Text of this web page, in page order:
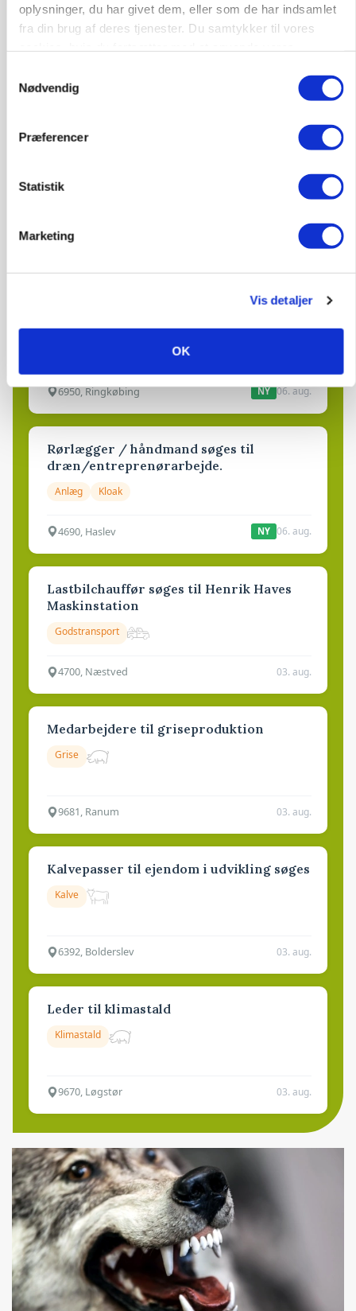
oplysninger, du har givet dem, eller som de har indsamlet
fra din brug af deres tjenester. Du samtykker til vores
Nødvendig
Præferencer
Statistik
Marketing
Vis detaljer
OK
POLITIK
Folketinget behandler ny gødskningslov: Sådan
kan den ændre din bedrift fra 2027
Elevplads tilbydes ved Ringkøbing /
Trainee placement Ringkøbing
6950, Ringkøbing NY 06. aug.
Rørlægger / håndmand søges til
dræn/entreprenørarbejde.
Anlæg Kloak
4690, Haslev NY 06. aug.
Lastbilchauffør søges til Henrik Haves
Maskinstation
Godstransport
4700, Næstved 03. aug.
Medarbejdere til griseproduktion
Grise
9681, Ranum 03. aug.
Kalvepasser til ejendom i udvikling søges
Kalve
6392, Bolderslev 03. aug.
Leder til klimastald
Klimastald
9670, Løgstør 03. aug.